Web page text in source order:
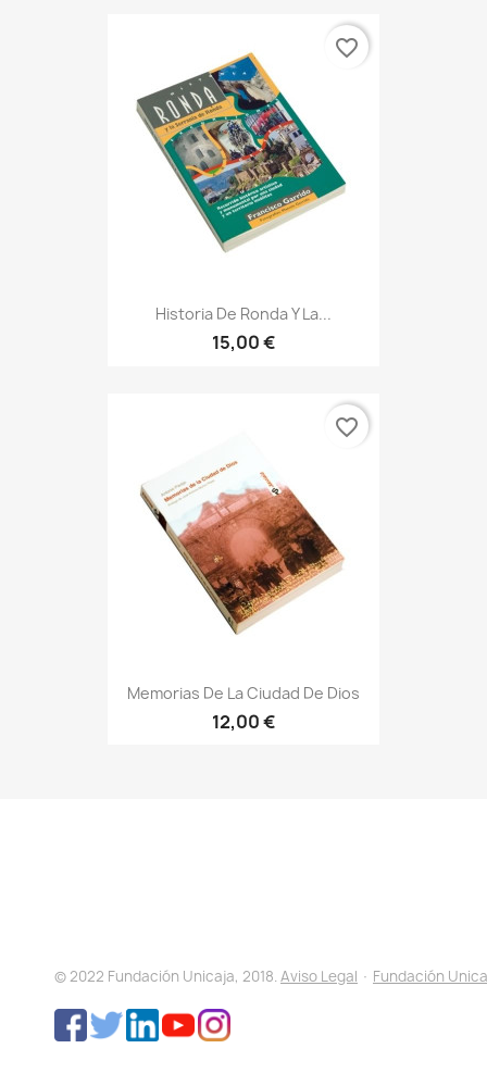
Historia De Ronda Y La...
15,00 €
favorite_border
Memorias De La Ciudad De Dios
12,00 €
favorite_border
© 2022 Fundación Unicaja, 2018.Aviso Legal · Fundación